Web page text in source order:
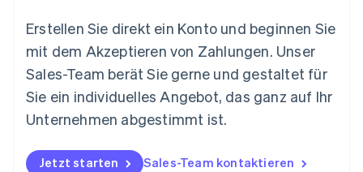
Erstellen Sie direkt ein Konto und beginnen Sie
mit dem Akzeptieren von Zahlungen. Unser
Sales-Team berät Sie gerne und gestaltet für
Sie ein individuelles Angebot, das ganz auf Ihr
Unternehmen abgestimmt ist.
Jetzt starten Sales-Team kontaktieren
English
Niederlande
Nederlands English
Norwegen
English
Österreich
Polen
English